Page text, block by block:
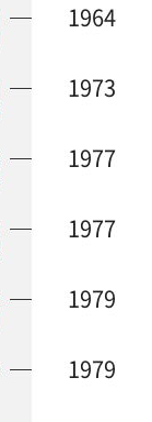
1964
1973
1977
1977
1979
1979